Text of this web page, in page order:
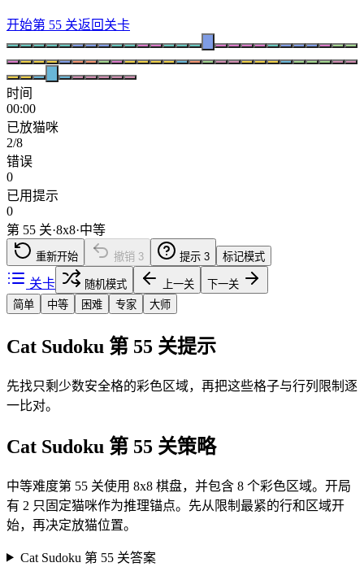
开始第 55 关返回关卡
时间
00:00
已放猫咪
2/8
错误
0
已用提示
0
第 55 关·8x8·中等
重新开始 撤销 3 提示 3 标记模式
关卡 随机模式 上一关
下一关
简单
中等 困难 专家 大师
Cat Sudoku 第 55 关提示
先找只剩少数安全格的彩色区域，再把这些格子与行列限制逐
一比对。
Cat Sudoku 第 55 关策略
中等难度第 55 关使用 8x8 棋盘，并包含 8 个彩色区域。开局
有 2 只固定猫咪作为推理锚点。先从限制最紧的行和区域开
始，再决定放猫位置。
Cat Sudoku 第 55 关答案